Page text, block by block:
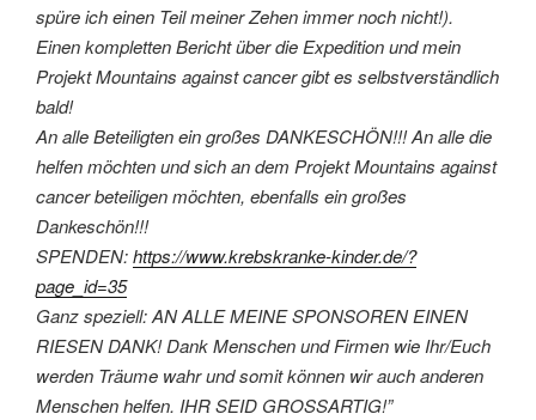
spüre ich einen Teil meiner Zehen immer noch nicht!).
Einen kompletten Bericht über die Expedition und mein
Projekt Mountains against cancer gibt es selbstverständlich
bald!
An alle Beteiligten ein großes DANKESCHÖN!!! An alle die
helfen möchten und sich an dem Projekt Mountains against
cancer beteiligen möchten, ebenfalls ein großes
Dankeschön!!!
SPENDEN:https://www.krebskranke-kinder.de/?
page_id=35
Ganz speziell: AN ALLE MEINE SPONSOREN EINEN
RIESEN DANK! Dank Menschen und Firmen wie Ihr/Euch
werden Träume wahr und somit können wir auch anderen
Menschen helfen. IHR SEID GROSSARTIG!”